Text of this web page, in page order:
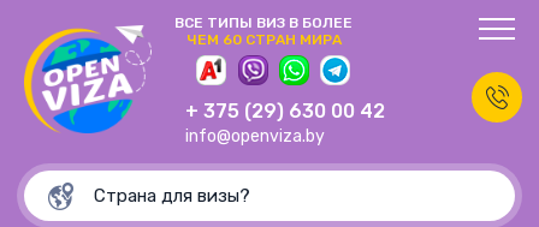
ВСЕ ТИПЫ ВИЗ В БОЛЕЕ
ЧЕМ 60 СТРАН МИРА
+ 375 (29) 630 00 42
info@openviza.by